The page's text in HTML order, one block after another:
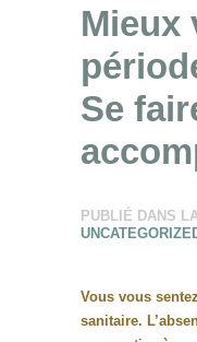
Mieux
Se
PUBLIÉ DANS
Vous vous
sanitaire.